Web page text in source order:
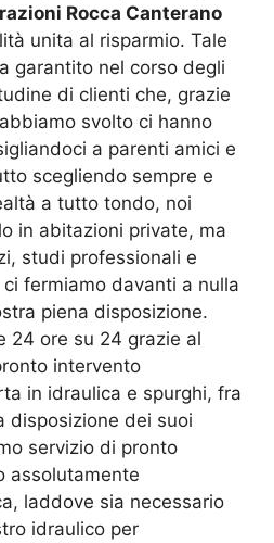
Rocca Canterano
unita al risparmio. Tale
garantito nel corso degli
di clienti che, grazie
svolto ci hanno
a parenti amici e
scegliendo sempre e
a tutto tondo, noi
in abitazioni private, ma
studi professionali e
fermiamo davanti a nulla
piena disposizione.
24 ore su 24 grazie al
intervento
in idraulica e spurghi, fra
disposizione dei suoi
servizio di pronto
assolutamente
laddove sia necessario
idraulico per